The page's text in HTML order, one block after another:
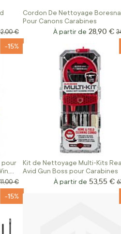
normal
€
Cordon De Nettoyage
Pour Canons Carabines
À partir de 28,90 €
pour
-15%
Prix normal
11,00 €
Kit de Nettoyage Multi-Kits
Avid Gun Boss pour Carabines
À partir de 53,55 €
-15%